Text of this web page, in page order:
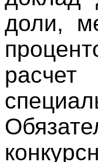
доли,